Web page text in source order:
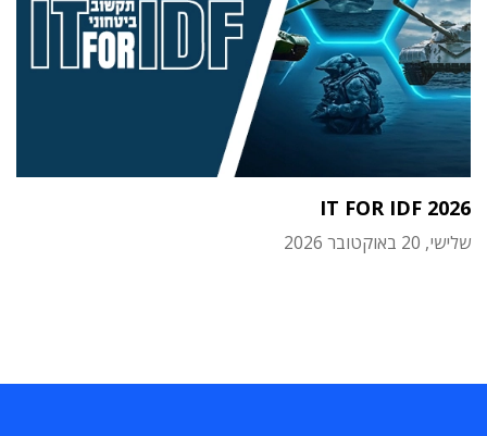
IT FOR IDF 2026
שלישי, 20 באוקטובר 2026